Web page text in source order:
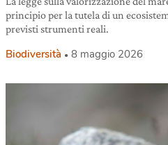
principio per la tutela di un
previsti strumenti reali.
Biodiversità 8 maggio 2026